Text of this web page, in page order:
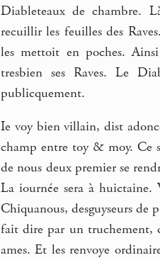
Diableteaux de chambre.
recuillir les feuilles des
les mettoit en poches.
tresbien ses Raves. Le
publicquement.
Ie voy bien villain, dist
champ entre toy & moy. Ce
de nous deux premier se
La iournée sera à
Chiquanous, desguyseurs de
fait dire par un truchement,
ames. Et les renvoye